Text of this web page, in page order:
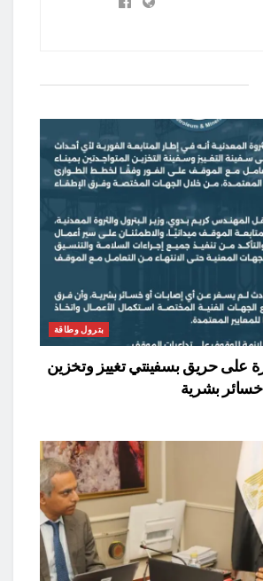
بترول وطاقة
على حريق بسفينتي تغييز وتخزين
بشرية